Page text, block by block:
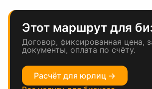
Этот маршрут для
Договор, фиксированная цена,
документы, оплата по счёту.
Расчёт для юрлиц →